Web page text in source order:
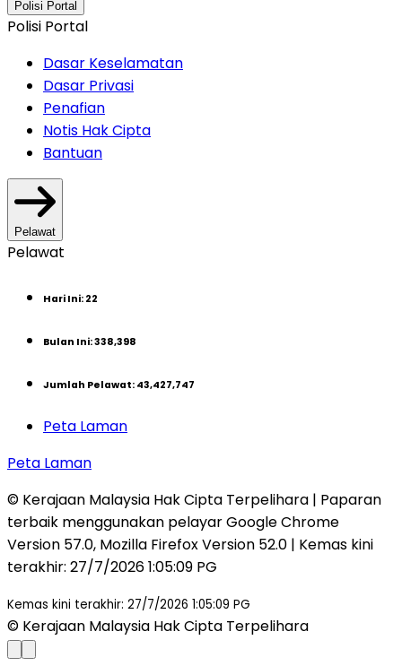
Polisi Portal
Polisi Portal
Dasar Keselamatan
Dasar Privasi
Penafian
Notis Hak Cipta
Bantuan
Pelawat
Pelawat
Hari Ini: 22
Bulan Ini:338,398
Jumlah Pelawat: 43,427,747
Peta Laman
Peta Laman
© Kerajaan Malaysia Hak Cipta Terpelihara | Paparan
terbaik menggunakan pelayar Google Chrome
Version 57.0, Mozilla Firefox Version 52.0 | Kemas kini
terakhir: 27/7/2026 1:05:09 PG
Kemas kini terakhir: 27/7/2026 1:05:09 PG
© Kerajaan Malaysia Hak Cipta Terpelihara